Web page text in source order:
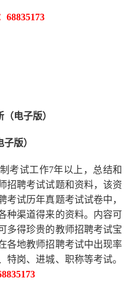
68835173
电子版）
版）
考试工作7年以上，总结和
招聘考试试题和资料，该资
考试历年真题考试试卷中，
种渠道得来的资料。内容可
多得珍贵的教师招聘考试宝
各地教师招聘考试中出现率
特岗、进城、职称等考试。